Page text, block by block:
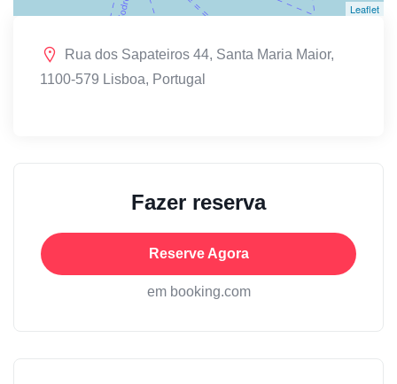
Leaflet
Rua dos Sapateiros 44, Santa Maria Maior,
1100-579 Lisboa, Portugal
Fazer reserva
Reserve Agora
em booking.com